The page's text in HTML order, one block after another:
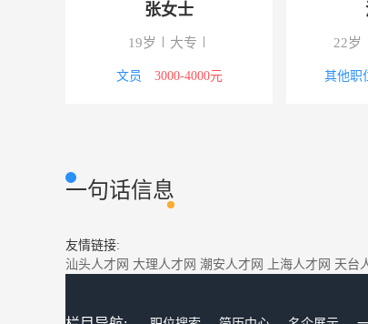
张女士
19岁 大专
文员 3000-4000元
22岁
其他职
一句话信息
友情链接:
汕头人才网 大理人才网 潮安人才网 上海人才网 天台